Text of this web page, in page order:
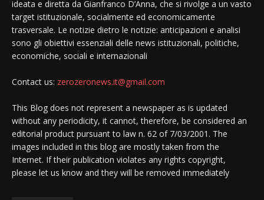
ideata e diretta da Gianfranco D’Anna, che si rivolge a un vasto
target istituzionale, socialmente ed economicamente
trasversale. Le notizie dietro le notizie: anticipazioni e analisi
sono gli obiettivi essenziali delle news istituzionali, politiche,
economiche, sociali e internazionali
Contact us: zerozeronews.it@gmail.com
This Blog does not represent a newspaper as is updated
without any periodicity, it cannot, therefore, be considered an
editorial product pursuant to law n. 62 of 7/03/2001. The
images included in this blog are mostly taken from the
Internet. If their publication violates any rights copyright,
please let us know and they will be removed immediately